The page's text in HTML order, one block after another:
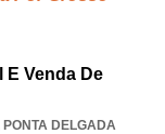
E Venda De
PONTA DELGADA